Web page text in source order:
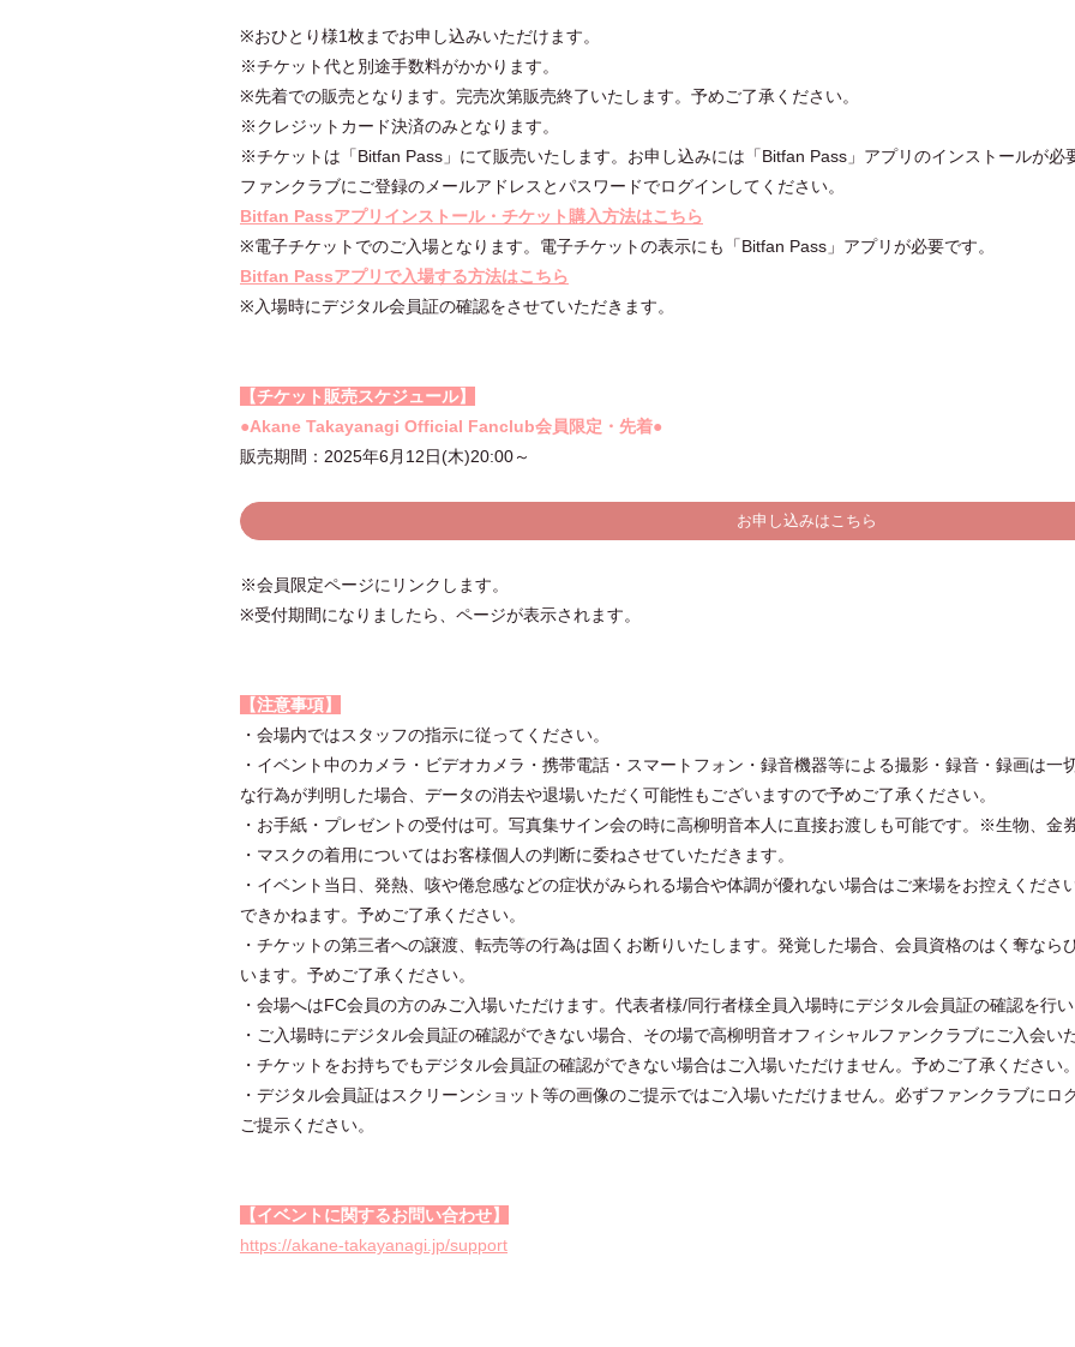
※おひとり様1枚までお申し込みいただけます。
※チケット代と別途手数料がかかります。
※先着での販売となります。完売次第販売終了いたします。予めご了承ください。
※クレジットカード決済のみとなります。
※チケットは「Bitfan Pass」にて販売いたします。お申し込みには「Bitfan Pass」アプリのインストールが必
ファンクラブにご登録のメールアドレスとパスワードでログインしてください。
Bitfan Passアプリインストール・チケット購入方法はこちら
※電子チケットでのご入場となります。電子チケットの表示にも「Bitfan Pass」アプリが必要です。
Bitfan Passアプリで入場する方法はこちら
※入場時にデジタル会員証の確認をさせていただきます。
【チケット販売スケジュール】
●Akane Takayanagi Official Fanclub会員限定・先着●
販売期間：2025年6月12日(木)20:00～
お申し込みはこちら
※会員限定ページにリンクします。
※受付期間になりましたら、ページが表示されます。
【注意事項】
・会場内ではスタッフの指示に従ってください。
・イベント中のカメラ・ビデオカメラ・携帯電話・スマートフォン・録音機器等による撮影・録音・録画は一
な行為が判明した場合、データの消去や退場いただく可能性もございますので予めご了承ください。
・お手紙・プレゼントの受付は可。写真集サイン会の時に高柳明音本人に直接お渡しも可能です。※生物、金
・マスクの着用についてはお客様個人の判断に委ねさせていただきます。
・イベント当日、発熱、咳や倦怠感などの症状がみられる場合や体調が優れない場合はご来場をお控えくださ
できかねます。予めご了承ください。
・チケットの第三者への譲渡、転売等の行為は固くお断りいたします。発覚した場合、会員資格のはく奪な
います。予めご了承ください。
・会場へはFC会員の方のみご入場いただけます。代表者様/同行者様全員入場時にデジタル会員証の確認を行い
・ご入場時にデジタル会員証の確認ができない場合、その場で高柳明音オフィシャルファンクラブにご入会い
・チケットをお持ちでもデジタル会員証の確認ができない場合はご入場いただけません。予めご了承ください。
・デジタル会員証はスクリーンショット等の画像のご提示ではご入場いただけません。必ずファンクラブにロ
ご提示ください。
【イベントに関するお問い合わせ】
https://akane-takayanagi.jp/support